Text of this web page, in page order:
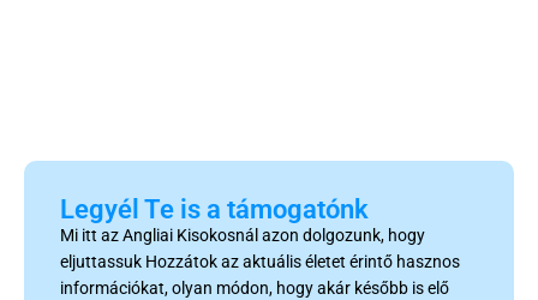
Legyél Te is a támogatónk
Mi itt az Angliai Kisokosnál azon dolgozunk, hogy
eljuttassuk Hozzátok az aktuális életet érintő hasznos
információkat, olyan módon, hogy akár később is elő